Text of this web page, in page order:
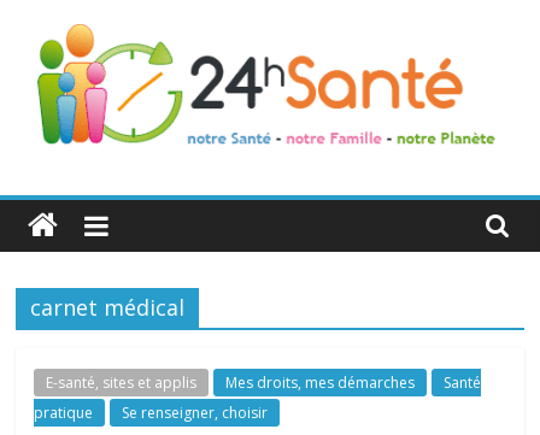
24h
Santé
La
de
toute
carnet médical
E-santé, sites et applis Mes droits, mes démarches
Santé
pratique
Se renseigner, choisir